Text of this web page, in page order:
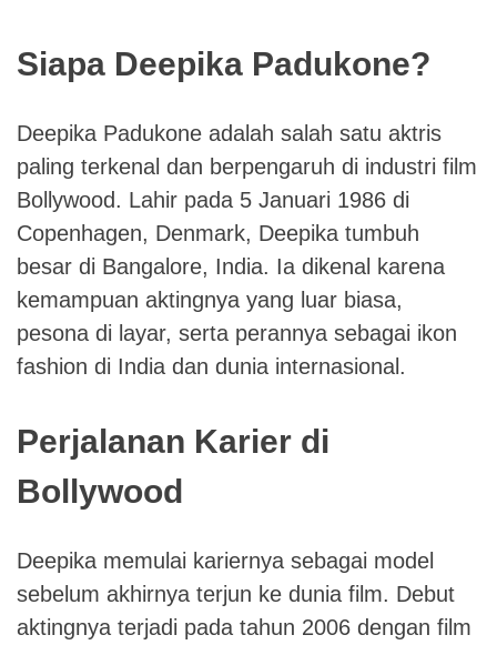
Siapa Deepika Padukone?
Deepika Padukone adalah salah satu aktris
paling terkenal dan berpengaruh di industri film
Bollywood. Lahir pada 5 Januari 1986 di
Copenhagen, Denmark, Deepika tumbuh
besar di Bangalore, India. Ia dikenal karena
kemampuan aktingnya yang luar biasa,
pesona di layar, serta perannya sebagai ikon
fashion di India dan dunia internasional.
Perjalanan Karier di
Bollywood
Deepika memulai kariernya sebagai model
sebelum akhirnya terjun ke dunia film. Debut
aktingnya terjadi pada tahun 2006 dengan film